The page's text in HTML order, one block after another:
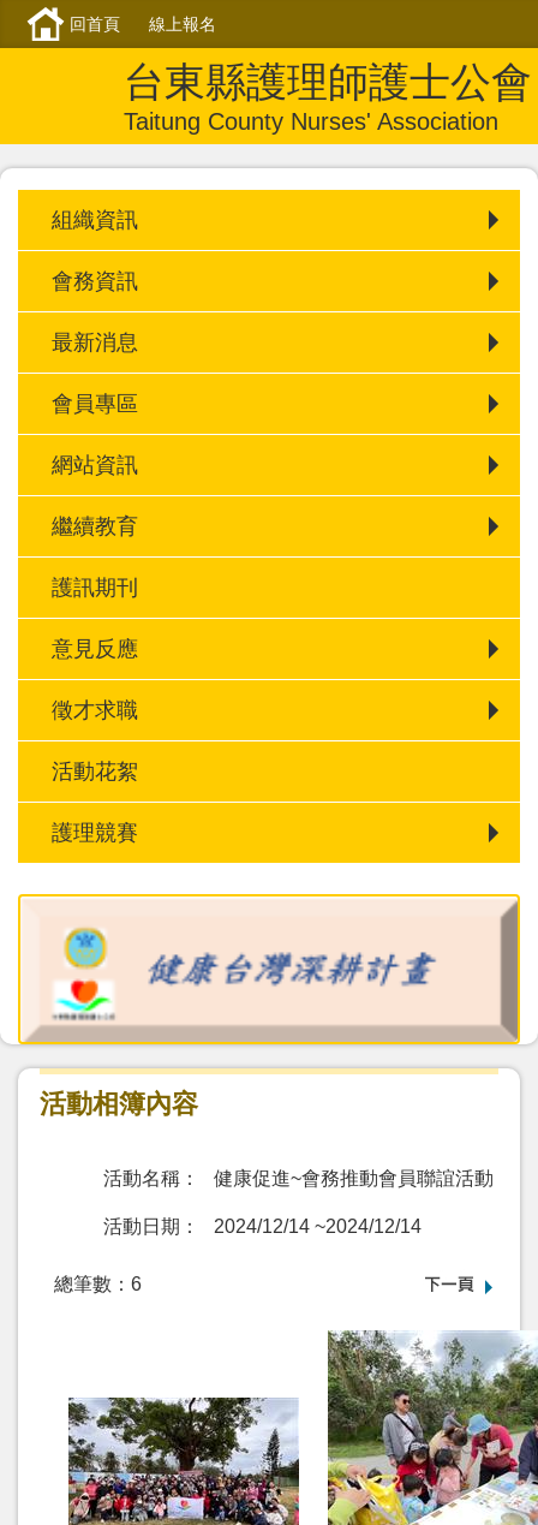
回首頁 線上報名
台東縣護理師護士公會
Taitung County Nurses' Association
組織資訊
會務資訊
最新消息
會員專區
網站資訊
繼續教育
護訊期刊
意見反應
徵才求職
活動花絮
護理競賽
活動相簿內容
活動名稱： 健康促進~會務推動會員聯誼活動
活動日期： 2024/12/14 ~2024/12/14
總筆數： 6